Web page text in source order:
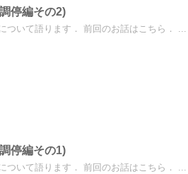
停編その2)
ついて語ります． 前回のお話はこちら． ...
停編その1)
ついて語ります． 前回のお話はこちら． ...